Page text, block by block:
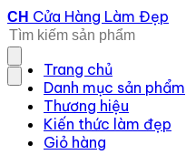
CH Cửa Hàng Làm Đẹp
Trang chủ
Danh mục sản phẩm
Thương hiệu
Kiến thức làm đẹp
Giỏ hàng